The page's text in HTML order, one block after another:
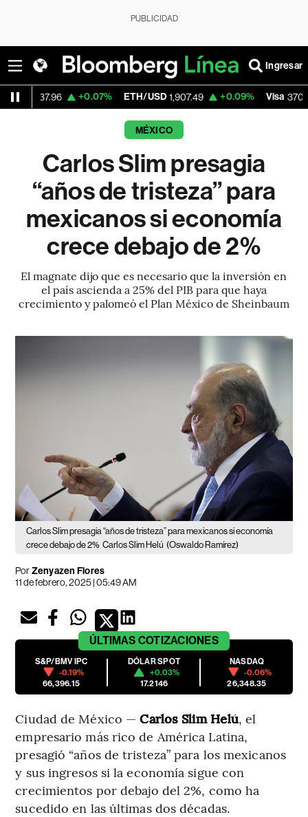
PUBLICIDAD
Ingresar
+0.07% ETH/USD 1,907.49 +0.09% Visa 370.47
MÉXICO
Carlos Slim presagia
“años de tristeza” para
mexicanos si economía
crece debajo de 2%
El magnate dijo que es necesario que la inversión en
el país ascienda a 25% del PIB para que haya
crecimiento y palomeó el Plan México de Sheinbaum
Carlos Slim presagia “años de tristeza” para mexicanos si economía
crece debajo de 2% Carlos Slim Helú (Oswaldo Ramírez)
PorZenyazen Flores
11 de febrero, 2025 | 05:49 AM
ÚLTIMAS COTIZACIONES
S&P/BMV IPC
-0.19%
66,396.15
DÓLAR SPOT
+0.03%
17.2146
NASDAQ
-0.06%
26,348.35
Ciudad de México —Carlos Slim Helú, el
empresario más rico de América Latina,
presagió “años de tristeza” para los mexicanos
y sus ingresos si la economía sigue con
crecimientos por debajo del 2%, como ha
sucedido en las últimas dos décadas.